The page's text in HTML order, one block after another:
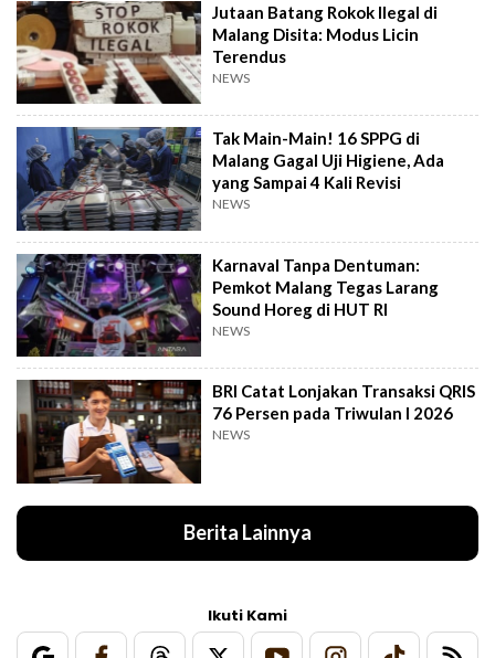
Jutaan Batang Rokok Ilegal di
Malang Disita: Modus Licin
Terendus
NEWS
Tak Main-Main! 16 SPPG di
Malang Gagal Uji Higiene, Ada
yang Sampai 4 Kali Revisi
NEWS
Karnaval Tanpa Dentuman:
Pemkot Malang Tegas Larang
Sound Horeg di HUT RI
NEWS
BRI Catat Lonjakan Transaksi QRIS
76 Persen pada Triwulan I 2026
NEWS
Berita Lainnya
Ikuti Kami